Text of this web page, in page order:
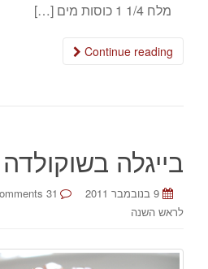
מלח 1/4 1 כוסות מים […]
Continue reading
בייגלה בשוקולדה
9 בנובמבר 2011 31 Comments
לראש השנה